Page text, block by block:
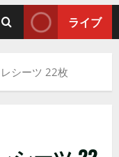
ライブ
シーツ 22枚